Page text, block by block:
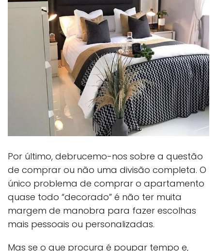
Por último, debrucemo-nos sobre a questão
de comprar ou não uma divisão completa. O
único problema de comprar o apartamento
quase todo “decorado” é não ter muita
margem de manobra para fazer escolhas
mais pessoais ou personalizadas.
Mas se o que procura é poupar tempo e,